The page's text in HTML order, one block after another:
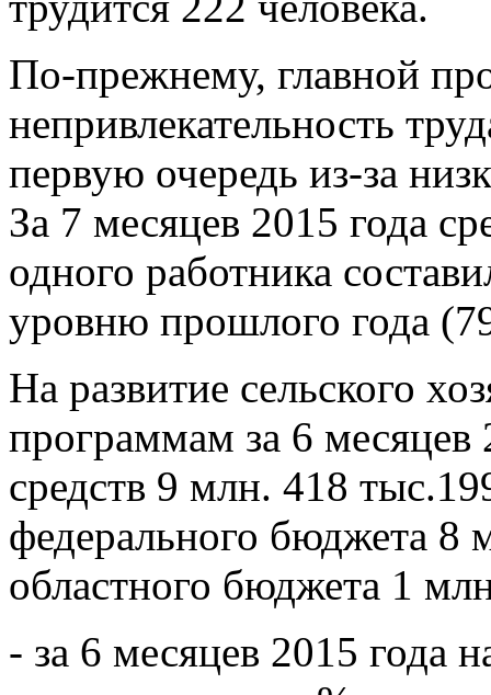
По-прежнему, главной
непривлекательность
первую очередь из-за
За 7 месяцев 2015 года
одного работника
уровню прошлого года
На развитие сельского
программам за 6
средств 9 млн. 418
федерального бюджета 8
областного бюджета 1
- за 6 месяцев 2015 года